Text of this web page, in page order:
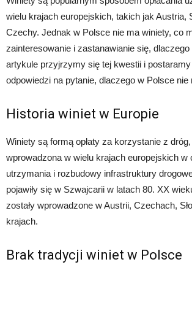
wielu krajach europejskich, takich jak Austria,
Czechy. Jednak w Polsce nie ma winiety, co
zainteresowanie i zastanawianie się,
artykule przyjrzymy się tej kwestii i
odpowiedzi na pytanie, dlaczego w Polsce nie
Historia winiet w Europie
Winiety są formą opłaty za korzystanie z dróg,
wprowadzona w wielu krajach europejskich w
utrzymania i rozbudowy infrastruktury
pojawiły się w Szwajcarii w latach 80. XX
zostały wprowadzone w Austrii, Czechach,
krajach.
Brak tradycji winiet w Polsce